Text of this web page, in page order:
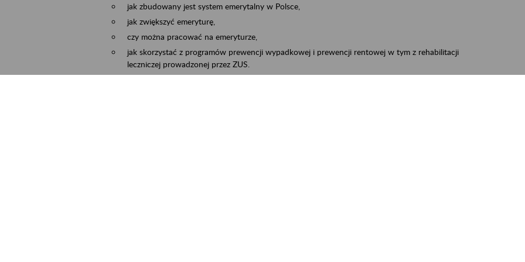
jak zbudowany jest system emerytalny w Polsce,
jak zwiększyć emeryturę,
czy można pracować na emeryturze,
jak skorzystać z programów prewencji wypadkowej i prewencji rentowej w tym z rehabilitacji
leczniczej prowadzonej przez ZUS.